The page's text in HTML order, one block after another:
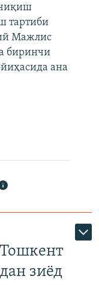
тартиби
Мажлис
биринчи
ана
зиёд